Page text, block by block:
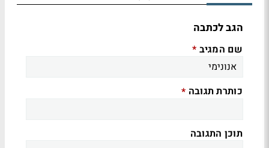
הגב לכתבה
שם המגיב *
כותרת תגובה *
תוכן התגובה